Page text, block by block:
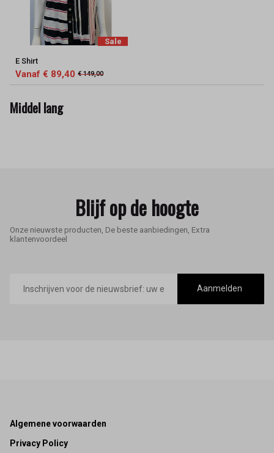
Sale
E Shirt
Vanaf € 89,40 € 149,00
Middel lang
Blijf op de hoogte
Onze nieuwste producten, De beste aanbiedingen, Extra
klantenvoordeel
mailadres
Aanmelden
Footer
Algemene voorwaarden
Privacy Policy